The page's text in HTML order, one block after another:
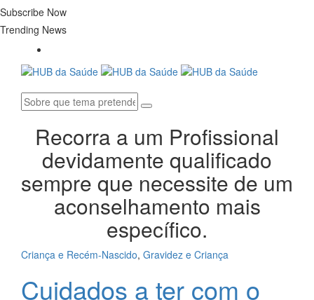
Subscribe Now
Trending News
Recorra a um Profissional
devidamente qualificado
sempre que necessite de um
aconselhamento mais
específico.
Criança e Recém-Nascido, Gravidez e Criança
Cuidados a ter com o